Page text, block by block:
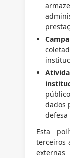
dados
Esta
terceiros